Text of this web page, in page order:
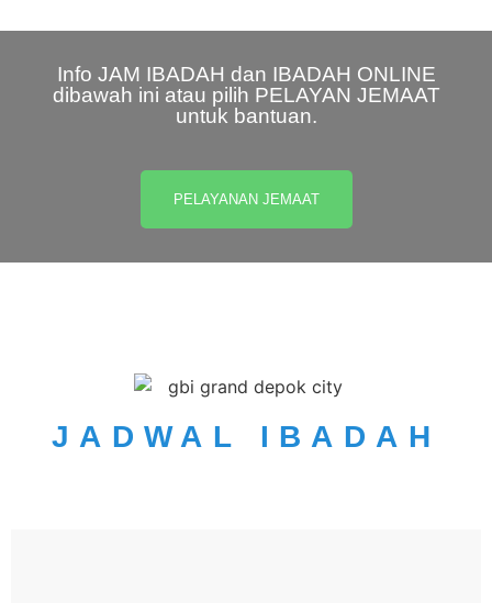
Info JAM IBADAH dan IBADAH ONLINE
dibawah ini atau pilih PELAYAN JEMAAT
untuk bantuan.
PELAYANAN JEMAAT
JADWAL IBADAH